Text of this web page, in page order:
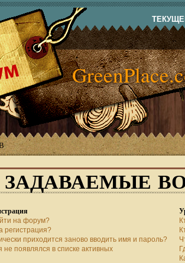
ЗАДАВАЕМЫЕ
на форум?
регистрация?
приходится заново вводить имя и пароль?
не появлялся в списке активных